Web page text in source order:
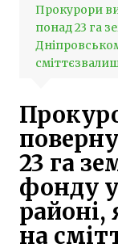
Прокурори
понад 23 га
23 га
фонду
районі,
на